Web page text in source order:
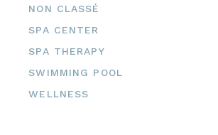
NON CLASSÉ
SPA CENTER
SPA THERAPY
SWIMMING POOL
WELLNESS